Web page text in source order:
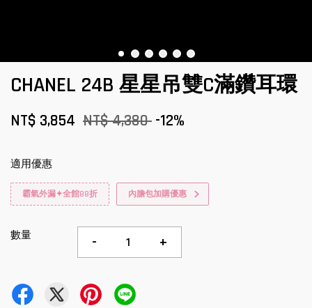
CHANEL 24B 星星吊雙C滿鑽耳環
NT$ 3,854 NT$ 4,380 -12%
適用優惠
霸氣外漏✦全館88折 內膽包加購優惠
數量 - +